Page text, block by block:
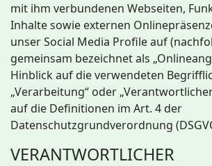
mit ihm verbundenen Webseiten,
Inhalte sowie externen
unser Social Media Profile auf
gemeinsam bezeichnet als
Hinblick auf die verwendeten
„Verarbeitung“ oder
auf die Definitionen im Art. 4 der
Datenschutzgrundverordnung
VERANTWORTLICHER